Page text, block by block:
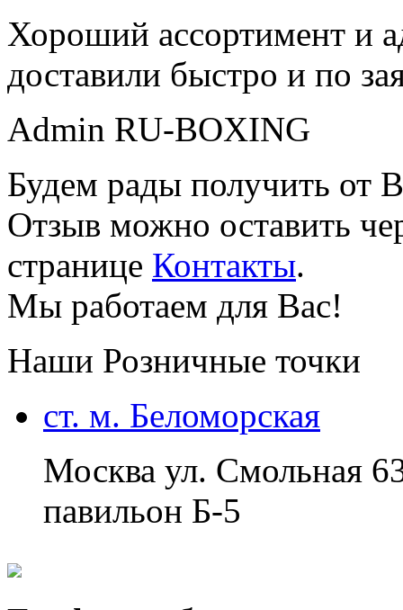
Хороший ассортимент и
доставили быстро и по
Admin RU-BOXING
Будем рады получить от
Отзыв можно оставить
странице Контакты.
Мы работаем для Вас!
Наши Розничные точки
ст. м. Беломорская
Москва ул. Смольная
павильон Б-5